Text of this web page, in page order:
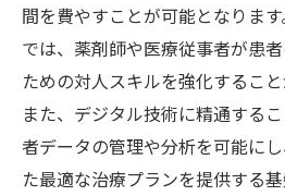
間を費やすことが可能となりま
では、薬剤師や医療従事者が患
ための対人スキルを強化すること
また、デジタル技術に精通する
者データの管理や分析を可能に
た最適な治療プランを提供する